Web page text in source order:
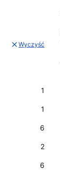
Wyczyść
1
1
6
2
6